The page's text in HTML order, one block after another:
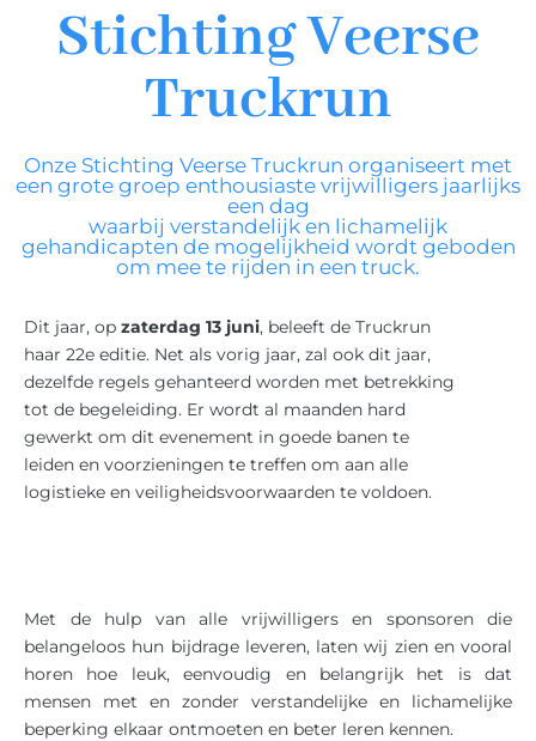
Stichting Veerse
Truckrun
Onze Stichting Veerse Truckrun organiseert met
een grote groep enthousiaste vrijwilligers jaarlijks
een dag
waarbij verstandelijk en lichamelijk
gehandicapten de mogelijkheid wordt geboden
om mee te rijden in een truck.
Dit jaar, op zaterdag 13 juni, beleeft de Truckrun
haar 22e editie. Net als vorig jaar, zal ook dit jaar,
dezelfde regels gehanteerd worden met betrekking
tot de begeleiding. Er wordt al maanden hard
gewerkt om dit evenement in goede banen te
leiden en voorzieningen te treffen om aan alle
logistieke en veiligheidsvoorwaarden te voldoen.
Met de hulp van alle vrijwilligers en sponsoren die
belangeloos hun bijdrage leveren, laten wij zien en vooral
horen hoe leuk, eenvoudig en belangrijk het is dat
mensen met en zonder verstandelijke en lichamelijke
beperking elkaar ontmoeten en beter leren kennen.